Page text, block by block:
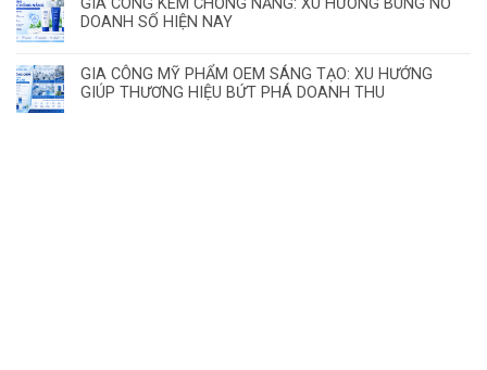
GIA CÔNG KEM CHỐNG NẮNG: XU HƯỚNG BÙNG NỔ
DOANH SỐ HIỆN NAY
GIA CÔNG MỸ PHẨM OEM SÁNG TẠO: XU HƯỚNG
GIÚP THƯƠNG HIỆU BỨT PHÁ DOANH THU